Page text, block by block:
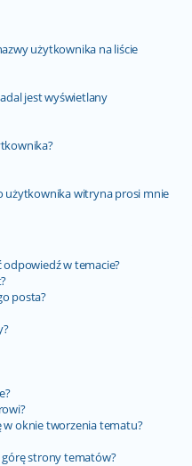
użytkownika na liście
jest wyświetlany
użytkownika witryna prosi mnie
odpowiedź w temacie?
posta?
w oknie tworzenia tematu?
strony tematów?